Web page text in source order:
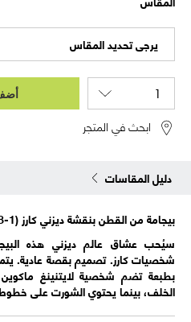
يرجى تحديد المقاس
ابحث في المتجر
دليل المقاسات
بيجامة من القطن بنقشة ديزني كارز (1-8 سنوات)
سيُحب عشاق عالم ديزني هذه
شخصيات كارز. تصميم بقصة عادية.
بطبعة تضم شخصية لايتنينغ
الخلف، بينما يحتوي الشورت على